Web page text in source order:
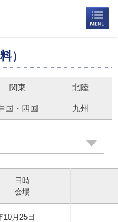
）
関東 北陸
国・四国 九州
日時
会場
10月25日